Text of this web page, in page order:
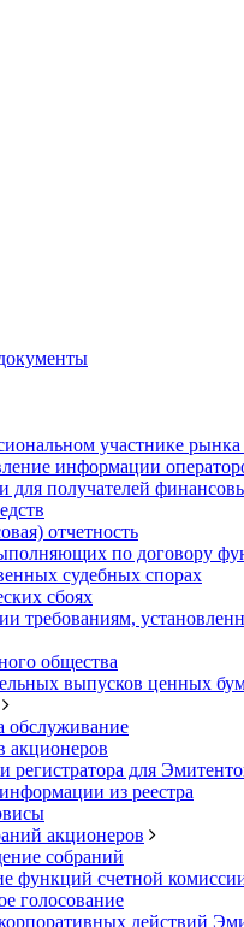
участнике
информации
для получателей
отчетность
по договору
судебных спорах
сбоях
требованиям,
общества
выпусков ценных
обслуживание
акционеров
регистратора для
из реестра
акционеров
собраний
функций счетной
голосование
действий